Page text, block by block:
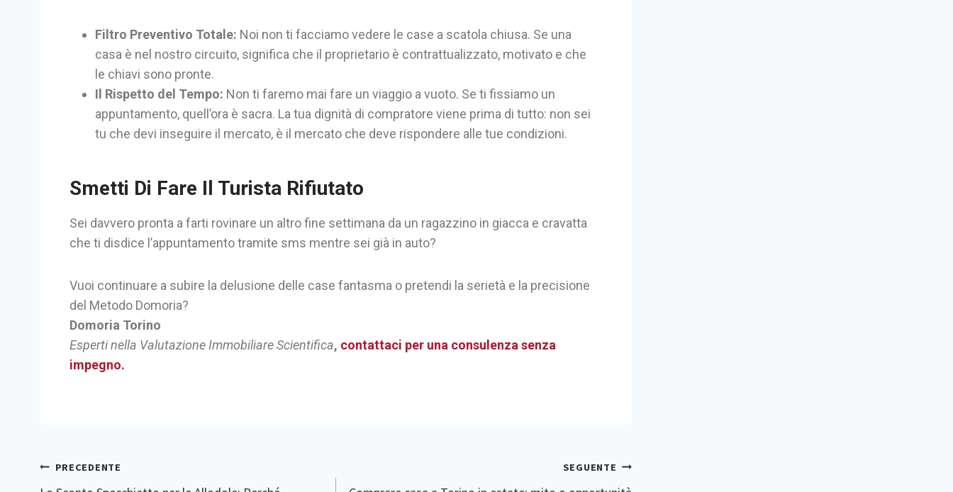
Filtro Preventivo Totale: Noi non ti facciamo vedere le case a scatola chiusa. Se una
casa è nel nostro circuito, significa che il proprietario è contrattualizzato, motivato e che
le chiavi sono pronte.
Il Rispetto del Tempo: Non ti faremo mai fare un viaggio a vuoto. Se ti fissiamo un
appuntamento, quell’ora è sacra. La tua dignità di compratore viene prima di tutto: non sei
tu che devi inseguire il mercato, è il mercato che deve rispondere alle tue condizioni.
Smetti Di Fare Il Turista Rifiutato
Sei davvero pronta a farti rovinare un altro fine settimana da un ragazzino in giacca e cravatta
che ti disdice l’appuntamento tramite sms mentre sei già in auto?
Vuoi continuare a subire la delusione delle case fantasma o pretendi la serietà e la precisione
del Metodo Domoria?
Domoria Torino
Esperti nella Valutazione Immobiliare Scientifica, contattaci per una consulenza senza
impegno.
PRECEDENTE SEGUENTE